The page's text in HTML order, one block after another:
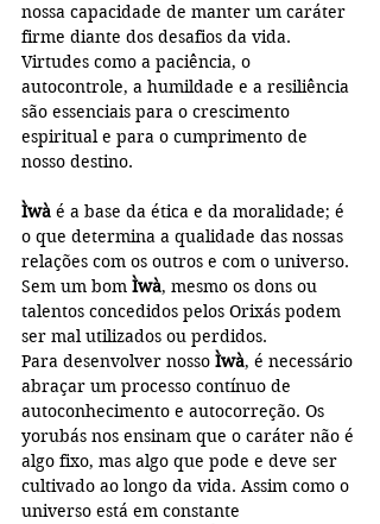
nossa capacidade de manter um caráter
firme diante dos desafios da vida.
Virtudes como a paciência, o
autocontrole, a humildade e a resiliência
são essenciais para o crescimento
espiritual e para o cumprimento de
nosso destino.
Ìwà é a base da ética e da moralidade; é
o que determina a qualidade das nossas
relações com os outros e com o universo.
Sem um bom Ìwà, mesmo os dons ou
talentos concedidos pelos Orixás podem
ser mal utilizados ou perdidos.
Para desenvolver nosso Ìwà, é necessário
abraçar um processo contínuo de
autoconhecimento e autocorreção. Os
yorubás nos ensinam que o caráter não é
algo fixo, mas algo que pode e deve ser
cultivado ao longo da vida. Assim como o
universo está em constante